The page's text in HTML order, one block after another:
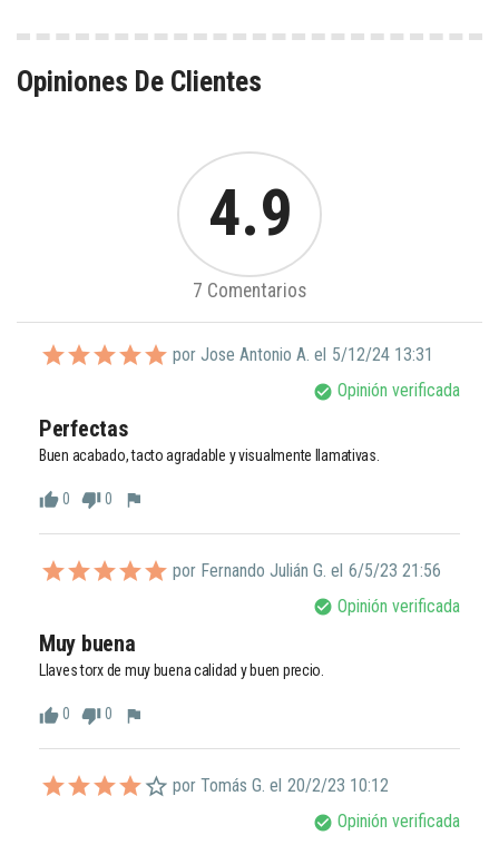
Opiniones De Clientes
4.9
7 Comentarios
por Jose Antonio A. el 5/12/24 13:31
check_circle Opinión verificada
Perfectas
Buen acabado, tacto agradable y visualmente llamativas.
thumb_up0 thumb_down0 flag
por Fernando Julián G. el 6/5/23 21:56
check_circle Opinión verificada
Muy buena
Llaves torx de muy buena calidad y buen precio.
thumb_up0 thumb_down0 flag
por Tomás G. el 20/2/23 10:12
check_circle Opinión verificada